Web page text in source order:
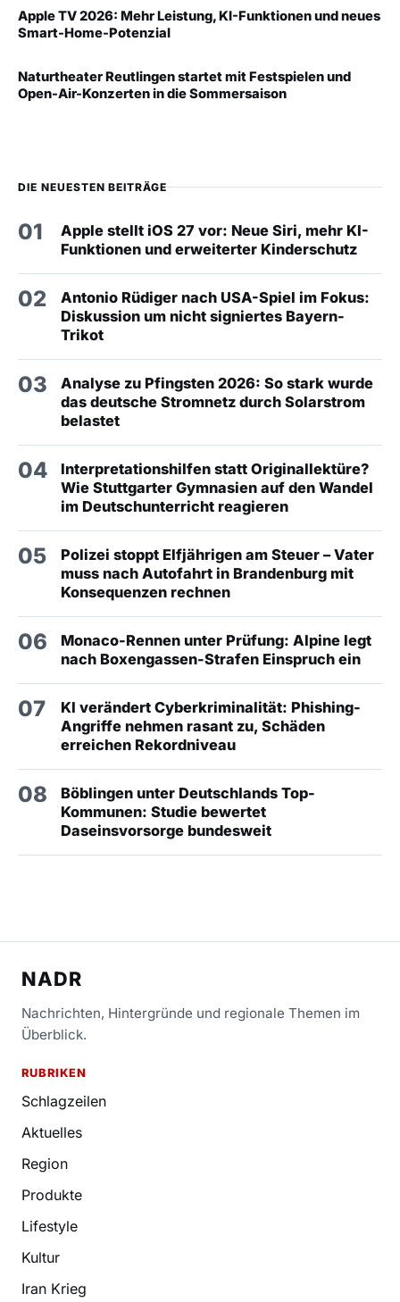
Apple TV 2026: Mehr Leistung, KI-Funktionen und neues
Smart-Home-Potenzial
Naturtheater Reutlingen startet mit Festspielen und
Open-Air-Konzerten in die Sommersaison
DIE NEUESTEN BEITRÄGE
01
Apple stellt iOS 27 vor: Neue Siri, mehr KI-
Funktionen und erweiterter Kinderschutz
02
Antonio Rüdiger nach USA-Spiel im Fokus:
Diskussion um nicht signiertes Bayern-
Trikot
03
Analyse zu Pfingsten 2026: So stark wurde
das deutsche Stromnetz durch Solarstrom
belastet
04
Interpretationshilfen statt Originallektüre?
Wie Stuttgarter Gymnasien auf den Wandel
im Deutschunterricht reagieren
05
Polizei stoppt Elfjährigen am Steuer – Vater
muss nach Autofahrt in Brandenburg mit
Konsequenzen rechnen
06
Monaco-Rennen unter Prüfung: Alpine legt
nach Boxengassen-Strafen Einspruch ein
07
KI verändert Cyberkriminalität: Phishing-
Angriffe nehmen rasant zu, Schäden
erreichen Rekordniveau
08
Böblingen unter Deutschlands Top-
Kommunen: Studie bewertet
Daseinsvorsorge bundesweit
NADR
Nachrichten, Hintergründe und regionale Themen im
Überblick.
RUBRIKEN
Schlagzeilen
Aktuelles
Region
Produkte
Lifestyle
Kultur
Iran Krieg